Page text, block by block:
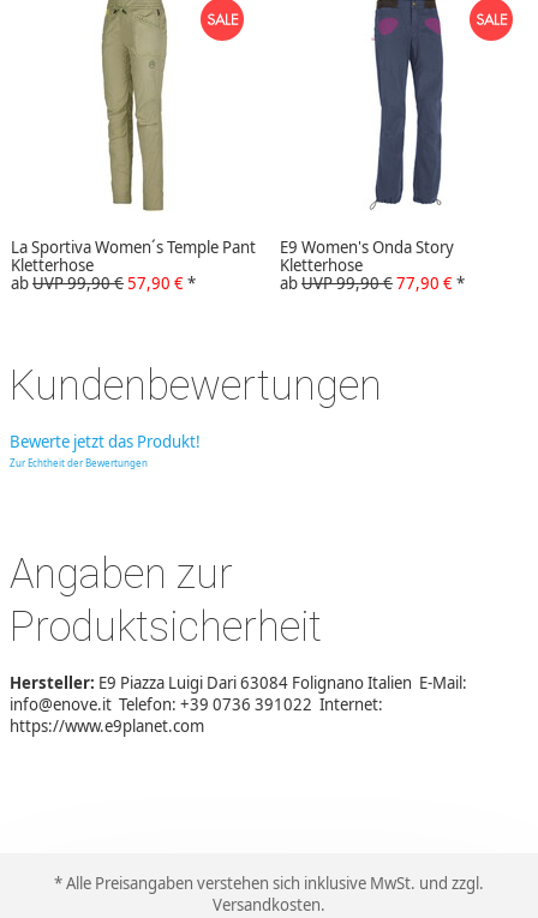
La Sportiva Women´s Temple Pant
Kletterhose
abUVP 99,90 €57,90 €*
E9 Women's Onda Story
Kletterhose
abUVP 99,90 €77,90 €*
Kundenbewertungen
Bewerte jetzt das Produkt!
Zur Echtheit der Bewertungen
Angaben zur
Produktsicherheit
Hersteller: E9 Piazza Luigi Dari 63084 Folignano Italien E-Mail:
info@enove.it Telefon: +39 0736 391022 Internet:
https://www.e9planet.com
* Alle Preisangaben verstehen sich inklusive MwSt. und zzgl.
Versandkosten.